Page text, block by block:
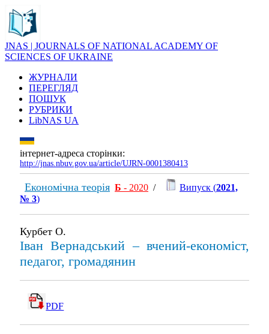
JNAS | JOURNALS OF NATIONAL ACADEMY OF
SCIENCES OF UKRAINE
ЖУРНАЛИ
ПЕРЕГЛЯД
ПОШУК
РУБРИКИ
LibNAS UA
інтернет-адреса сторінки:
http://jnas.nbuv.gov.ua/article/UJRN-0001380413
Економічна теорія Б - 2020 / Випуск (2021,
№ 3)
Курбет О.
Іван Вернадський – вчений-економіст,
педагог, громадянин
PDF